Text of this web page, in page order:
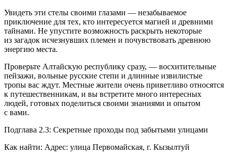
Увидеть эти стелы своими глазами — незабываемое
приключение для тех, кто интересуется магией и древними
тайнами. Не упустите возможность раскрыть некоторые
из загадок исчезнувших племен и почувствовать древнюю
энергию места.
Проверьте Алтайскую республику сразу, — восхитительные
пейзажи, вольные русские степи и длинные извилистые
тропы вас ждут. Местные жители очень приветливо относятся
к путешественникам, и вы встретите много интересных
людей, готовых поделиться своими знаниями и опытом
с вами.
Подглава 2.3: Секретные проходы под забытыми улицами
Как найти: Адрес: улица Первомайская, г. Кызылтуй